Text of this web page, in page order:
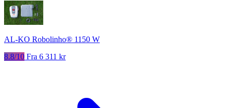
AL-KO Robolinho® 1150 W
8.8/10 Fra 6 311 kr